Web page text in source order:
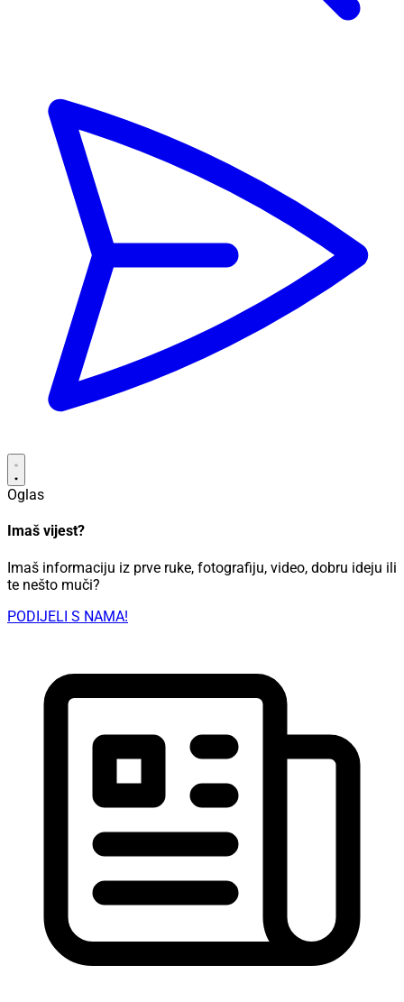
Oglas
Imaš vijest?
Imaš informaciju iz prve ruke, fotografiju, video, dobru ideju ili
te nešto muči?
PODIJELI S NAMA!